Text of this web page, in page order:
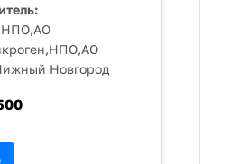
Новгород